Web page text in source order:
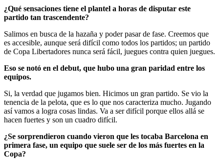
¿Qué sensaciones tiene el plantel a horas de disputar este
partido tan trascendente?
Salimos en busca de la hazaña y poder pasar de fase. Creemos que
es accesible, aunque será difícil como todos los partidos; un partido
de Copa Libertadores nunca será fácil, juegues contra quien juegues.
Eso se notó en el debut, que hubo una gran paridad entre los
equipos.
Si, la verdad que jugamos bien. Hicimos un gran partido. Se vio la
tenencia de la pelota, que es lo que nos caracteriza mucho. Jugando
así vamos a logra cosas lindas. Va a ser difícil porque ellos allá se
hacen fuertes y son un cuadro difícil.
¿Se sorprendieron cuando vieron que les tocaba Barcelona en
primera fase, un equipo que suele ser de los más fuertes en la
Copa?